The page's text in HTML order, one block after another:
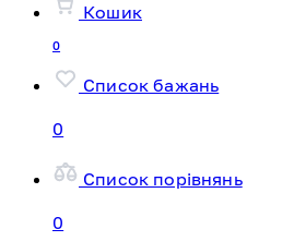
Кошик
0
Список бажань
0
Список порівнянь
0